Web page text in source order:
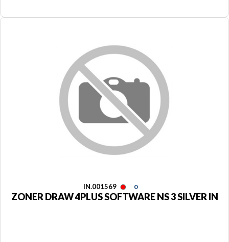
IN.001569 0
ZONER DRAW 4PLUS SOFTWARE NS 3 SILVER IN